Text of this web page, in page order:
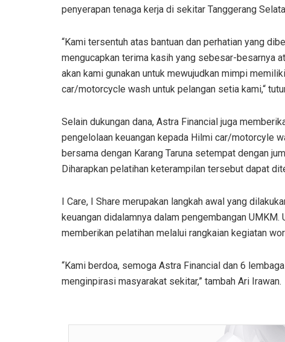
penyerapan tenaga kerja di sekitar Tanggerang
“Kami tersentuh atas bantuan dan perhatian yang
mengucapkan terima kasih yang sebesar-besarnya
akan kami gunakan untuk mewujudkan mimpi
car/motorcycle wash untuk pelangan setia kami,“
Selain dukungan dana, Astra Financial juga
pengelolaan keuangan kepada Hilmi car/motorcyle
bersama dengan Karang Taruna setempat dengan
Diharapkan pelatihan keterampilan tersebut dapat
I Care, I Share merupakan langkah awal yang
keuangan didalamnya dalam pengembangan
memberikan pelatihan melalui rangkaian kegiatan
“Kami berdoa, semoga Astra Financial dan 6
menginpirasi masyarakat sekitar,” tambah Ari Irawan.